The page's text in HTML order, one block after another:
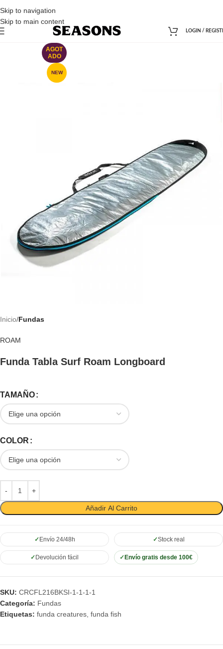
Skip to navigation
Skip to main content
LOGIN /
AGOT
ADO
NEW
Inicio Fundas
ROAM
Funda Tabla Surf Roam Longboard
TAMAÑO
COLOR
Añadir Al Carrito
Envío 24/48h Stock real
Devolución fácil Envío gratis desde 100€
SKU: CRCFL216BKSI-1-1-1-1
Categoría: Fundas
Etiquetas: funda creatures funda fish